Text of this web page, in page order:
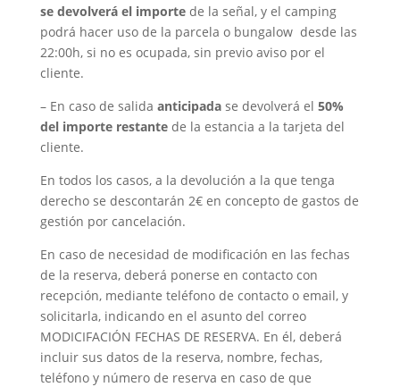
se devolverá el importede la señal, y el camping
podrá hacer uso de la parcela o bungalow desde las
22:00h, si no es ocupada, sin previo aviso por el
cliente.
– En caso de salida anticipadase devolverá el 50%
del importe restantede la estancia a la tarjeta del
cliente.
En todos los casos, a la devolución a la que tenga
derecho se descontarán 2€ en concepto de gastos de
gestión por cancelación.
En caso de necesidad de modificación en las fechas
de la reserva, deberá ponerse en contacto con
recepción, mediante teléfono de contacto o email, y
solicitarla, indicando en el asunto del correo
MODICIFACIÓN FECHAS DE RESERVA. En él, deberá
incluir sus datos de la reserva, nombre, fechas,
teléfono y número de reserva en caso de que